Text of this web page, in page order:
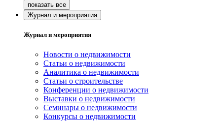
Журнал и мероприятия
Журнал и мероприятия
Новости о недвижимости
Статьи о недвижимости
Аналитика о недвижимости
Статьи о строительстве
Конференции о недвижимости
Выставки о недвижимости
Семинары о недвижимости
Конкурсы о недвижимости